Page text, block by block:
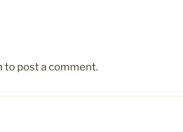
to post a comment.